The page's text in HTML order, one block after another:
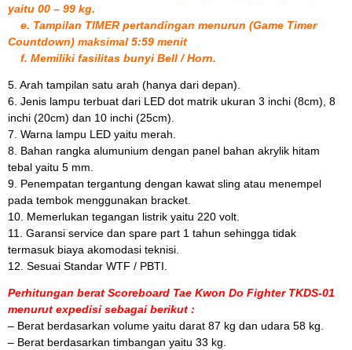
yaitu 00 – 99 kg.
e. Tampilan TIMER pertandingan menurun (Game Timer
Countdown) maksimal 5:59 menit
f. Memiliki fasilitas bunyi Bell / Horn.
5. Arah tampilan satu arah (hanya dari depan).
6. Jenis lampu terbuat dari LED dot matrik ukuran 3 inchi (8cm), 8
inchi (20cm) dan 10 inchi (25cm).
7. Warna lampu LED yaitu merah.
8. Bahan rangka alumunium dengan panel bahan akrylik hitam
tebal yaitu 5 mm.
9. Penempatan tergantung dengan kawat sling atau menempel
pada tembok menggunakan bracket.
10. Memerlukan tegangan listrik yaitu 220 volt.
11. Garansi service dan spare part 1 tahun sehingga tidak
termasuk biaya akomodasi teknisi.
12. Sesuai Standar WTF / PBTI.
Perhitungan berat Scoreboard Tae Kwon Do Fighter TKDS-01
menurut expedisi sebagai berikut :
– Berat berdasarkan volume yaitu darat 87 kg dan udara 58 kg.
– Berat berdasarkan timbangan yaitu 33 kg.